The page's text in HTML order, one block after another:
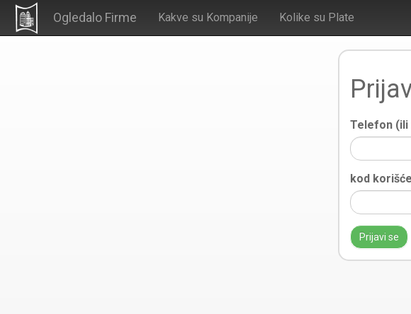
Ogledalo Firme Kakve su Kompanije Kolike su Plate
Telefon (ili
kod
Prijavi se